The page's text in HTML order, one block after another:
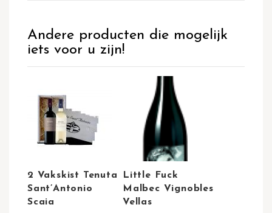
Andere producten die mogelijk
iets voor u zijn!
2 Vakskist Tenuta
Sant’Antonio
Scaia
Little Fuck
Malbec Vignobles
Vellas